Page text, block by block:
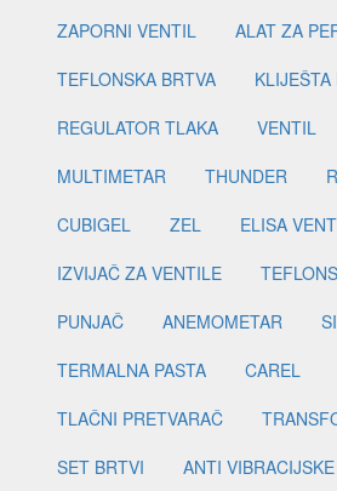
ZAPORNI VENTIL
ALAT ZA
TEFLONSKA BRTVA
REGULATOR TLAKA
VENTIL
MULTIMETAR
THUNDER
CUBIGEL
ZEL
ELISA
IZVIJAČ ZA VENTILE
PUNJAČ
ANEMOMETAR
TERMALNA PASTA
CAREL
TLAČNI PRETVARAČ
SET BRTVI
ANTI